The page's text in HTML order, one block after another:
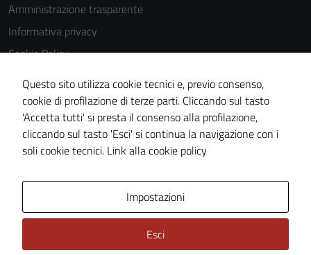
Amministrazione trasparente
Informativa privacy
Cookie Policy
Note legali
Dichiarazione di accessibilità
Whistleblowing
Piano di miglioramento del sito
Questo sito utilizza cookie tecnici e, previo consenso,
cookie di profilazione di terze parti. Cliccando sul tasto
'Accetta tutti' si presta il consenso alla profilazione,
cliccando sul tasto 'Esci' si continua la navigazione con i
soli cookie tecnici. Link alla cookie policy
Impostazioni
Esci
Tecnici
Questi cookie
per il
funzionamento
del sito e non